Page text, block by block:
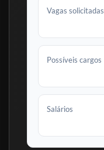
Vagas solicitadas
Possíveis cargos
Salários